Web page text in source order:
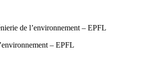
de l’environnement – EPFL
– EPFL